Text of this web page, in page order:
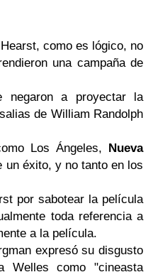
como es lógico, no
una campaña de
a proyectar la
de William Randolph
Los Ángeles,
Nueva
un éxito, y no tanto en los
por sabotear la película
toda referencia a
a la película.
expresó su disgusto
Welles como "cineasta